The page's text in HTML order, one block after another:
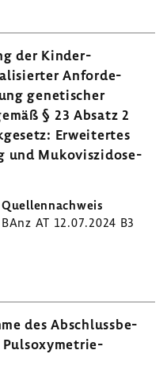
der Kinder-​
Anfor­de­
gene­ti­scher
§ 23 Absatz 2
Erwei­tertes
und Mukoviszidose-​
BAnz AT 12.07.2024 B3
des Abschluss­be­